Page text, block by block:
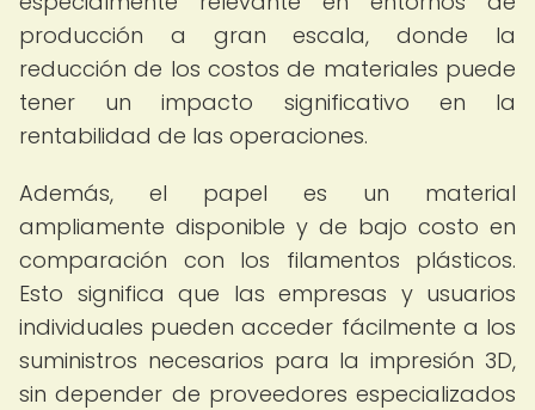
producción a gran escala, donde la
reducción de los costos de materiales puede
tener un impacto significativo en la
rentabilidad de las operaciones.
Además, el papel es un material
ampliamente disponible y de bajo costo en
comparación con los filamentos plásticos.
Esto significa que las empresas y usuarios
individuales pueden acceder fácilmente a los
suministros necesarios para la impresión 3D,
sin depender de proveedores especializados